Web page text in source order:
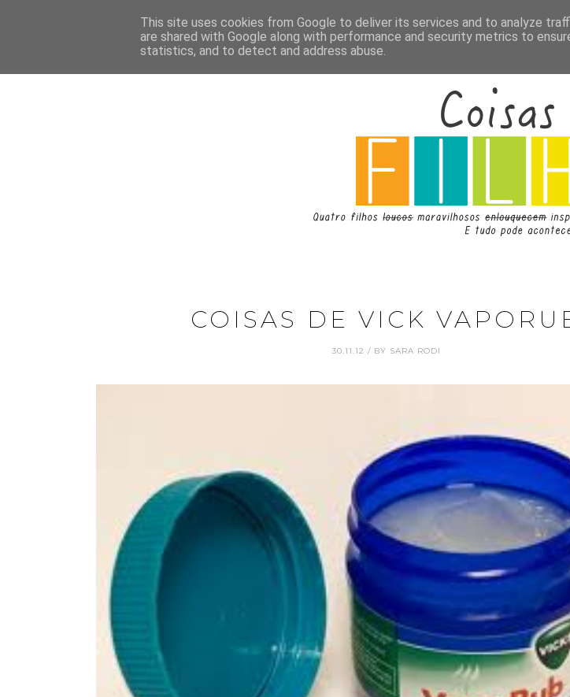
COISAS DE VICK
30.11.12 / BY SARA RODI
This site uses cookies from Google to deliver its services and to analyze
are shared with Google along with performance and security metrics to
statistics, and to detect and address abuse.